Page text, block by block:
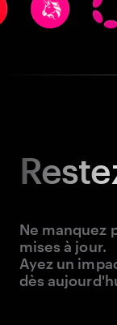
Ne manquez
mises à jour.
Ayez un
dès